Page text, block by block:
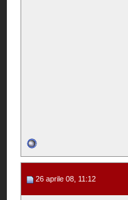
26 aprile 08, 11:12